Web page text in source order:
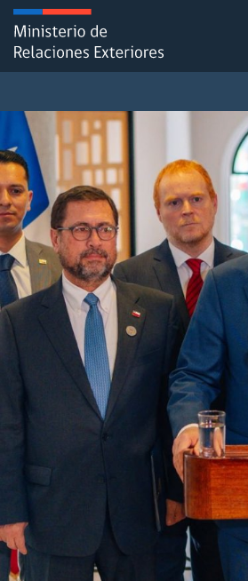
Click acá para ir directamente al
Ministerio
Política Exterior
Embajadas y consulados
Servicios ciudadanos
Subsecretaría de Relaciones
Internacionales
Sala de prensa
modo claro